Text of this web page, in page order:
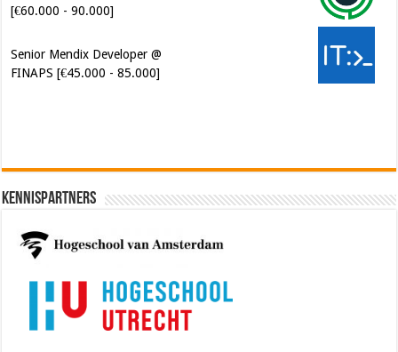
[€60.000 - 90.000]
Senior Mendix Developer @
FINAPS [€45.000 - 85.000]
Kennispartners